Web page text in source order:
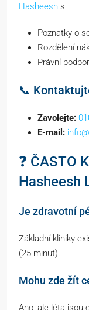
Hasheesh s:
Poznatky o
Rozdělení
Právní
📞
Zavolejte:
E-mail:
❓ ČASTO
Hasheesh
Je zdravotní
Základní kliniky
(25 minut).
Mohu zde žít
Ano, ale léta jsou